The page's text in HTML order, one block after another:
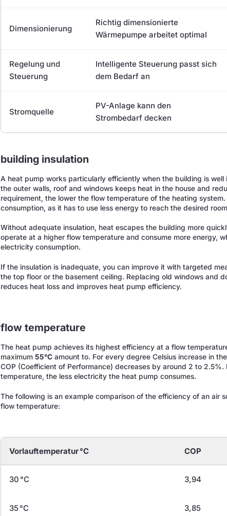
Dimensionierung
Richtig dimensionierte
Wärmepumpe arbeitet optimal
Regelung und
Steuerung
Intelligente Steuerung passt sich
dem Bedarf an
Stromquelle
PV-Anlage kann den
Strombedarf decken
building insulation
A heat pump works particularly efficiently when the building is
the outer walls, roof and windows keeps heat in the house and
requirement, the lower the flow temperature of the heating
consumption, as it has to use less energy to reach the desired
Without adequate insulation, heat escapes the building more
operate at a higher flow temperature and consume more energy,
electricity consumption.
If the insulation is inadequate, you can improve it with targeted
the top floor or the basement ceiling. Replacing old windows and
reduces heat loss and improves heat pump efficiency.
flow temperature
The heat pump achieves its highest efficiency at a flow
maximum55°C amount to. For every degree Celsius increase in
COP (Coefficient of Performance) decreases by around 2 to 2.5%.
temperature, the less electricity the heat pump consumes.
The following is an example comparison of the efficiency of an air
flow temperature:
Vorlauftemperatur °C COP
30 °C 3,94
35 °C 3,85